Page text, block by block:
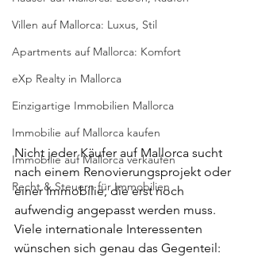
Villen auf Mallorca: Luxus, Stil
Apartments auf Mallorca: Komfort
eXp Realty in Mallorca
Einzigartige Immobilien Mallorca
Immobilie auf Mallorca kaufen
Immobilie auf Mallorca verkaufen
Recht & Steuern für Immobilien
Nicht jeder Käufer auf Mallorca sucht
nach einem Renovierungsprojekt oder
einer Immobilie, die erst noch
aufwendig angepasst werden muss.
Viele internationale Interessenten
wünschen sich genau das Gegenteil: